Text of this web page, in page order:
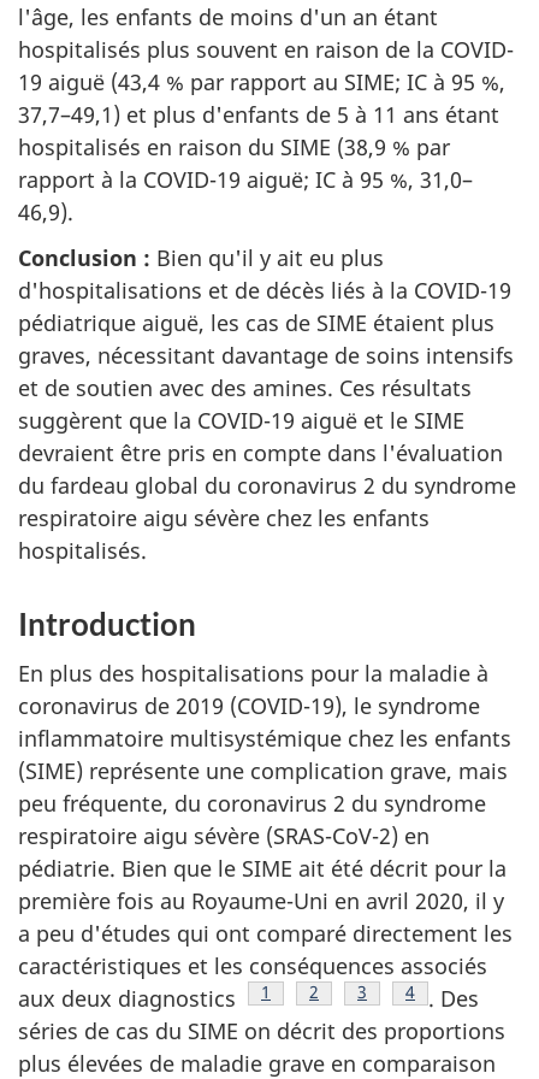
l'âge, les enfants de moins d'un an étant
hospitalisés plus souvent en raison de la COVID-
19 aiguë (43,4 % par rapport au SIME; IC à 95 %,
37,7–49,1) et plus d'enfants de 5 à 11 ans étant
hospitalisés en raison du SIME (38,9 % par
rapport à la COVID-19 aiguë; IC à 95 %, 31,0–
46,9).
Conclusion : Bien qu'il y ait eu plus
d'hospitalisations et de décès liés à la COVID-19
pédiatrique aiguë, les cas de SIME étaient plus
graves, nécessitant davantage de soins intensifs
et de soutien avec des amines. Ces résultats
suggèrent que la COVID-19 aiguë et le SIME
devraient être pris en compte dans l'évaluation
du fardeau global du coronavirus 2 du syndrome
respiratoire aigu sévère chez les enfants
hospitalisés.
Introduction
En plus des hospitalisations pour la maladie à
coronavirus de 2019 (COVID-19), le syndrome
inflammatoire multisystémique chez les enfants
(SIME) représente une complication grave, mais
peu fréquente, du coronavirus 2 du syndrome
respiratoire aigu sévère (SRAS-CoV-2) en
pédiatrie. Bien que le SIME ait été décrit pour la
première fois au Royaume-Uni en avril 2020, il y
a peu d'études qui ont comparé directement les
caractéristiques et les conséquences associés
aux deux diagnostics
Note de bas de page
1 Note de bas de page
2 Note de bas de page
3 Note de bas de
4
. Des
séries de cas du SIME on décrit des proportions
plus élevées de maladie grave en comparaison